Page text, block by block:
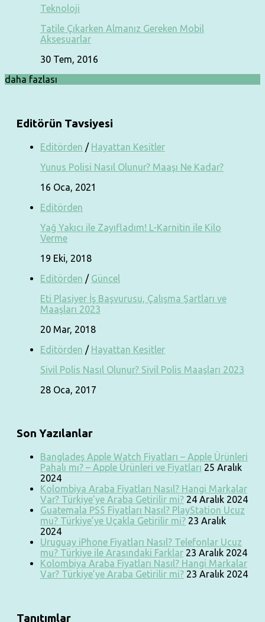
Teknoloji
Tatile Çıkarken Almanız Gereken Mobil
Aksesuarlar
30 Tem, 2016
daha fazlası
Editörün Tavsiyesi
Editörden / Hayattan Kesitler
Yunus Polisi Nasıl Olunur? Maaşı Ne Kadar?
16 Oca, 2021
Editörden
Yağ Yakıcı ile Zayıfladım! L-Karnitin ile Kilo
Verme
19 Eki, 2018
Editörden / Güncel
Eti Plasiyer İş Başvurusu, Çalışma Şartları ve
Maaşları 2023
20 Mar, 2018
Editörden / Hayattan Kesitler
Sivil Polis Nasıl Olunur? Sivil Polis Maaşları 2023
28 Oca, 2017
Son Yazılanlar
Bangladeş Apple Watch Fiyatları – Apple Ürünleri
Pahalı mı? – Apple Ürünleri ve Fiyatları 25 Aralık
2024
Kolombiya Araba Fiyatları Nasıl? Hangi Markalar
Var? Türkiye’ye Araba Getirilir mi? 24 Aralık 2024
Guatemala PS5 Fiyatları Nasıl? PlayStation Ucuz
mu? Türkiye’ye Uçakla Getirilir mi? 23 Aralık
2024
Uruguay iPhone Fiyatları Nasıl? Telefonlar Ucuz
mu? Türkiye ile Arasındaki Farklar 23 Aralık 2024
Kolombiya Araba Fiyatları Nasıl? Hangi Markalar
Var? Türkiye’ye Araba Getirilir mi? 23 Aralık 2024
Tanıtımlar